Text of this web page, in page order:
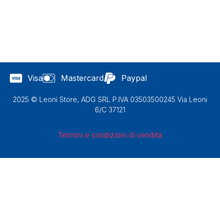
Visa Mastercard Paypal
2025 © Leoni Store, ADG SRL P.IVA 03503500245 Via Leoni
6/C 37121
Termini e condizioni di vendita